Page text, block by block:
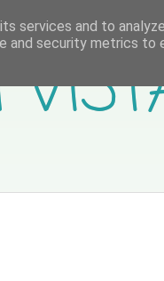
services and to
and security metrics to